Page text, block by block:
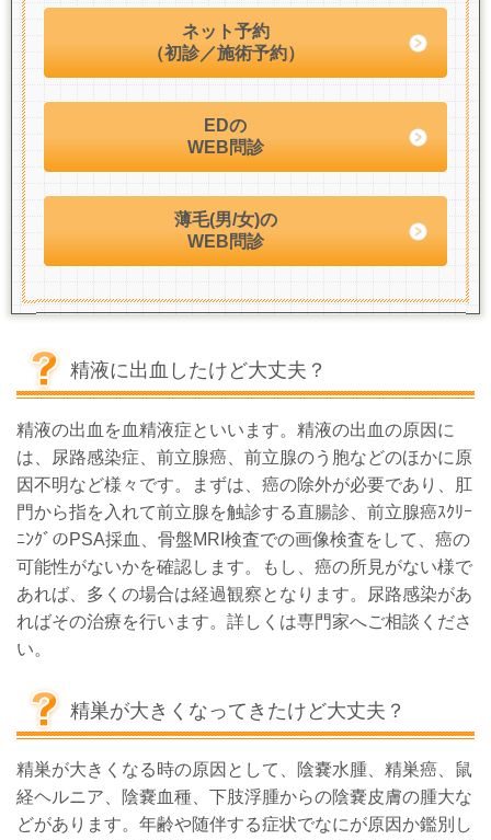
ネット予約
（初診／施術予約）
EDの
WEB問診
薄毛(男/女)の
WEB問診
精液に出血したけど大丈夫？
精液の出血を血精液症といいます。精液の出血の原因に
は、尿路感染症、前立腺癌、前立腺のう胞などのほかに原
因不明など様々です。まずは、癌の除外が必要であり、肛
門から指を入れて前立腺を触診する直腸診、前立腺癌ｽｸﾘｰ
ﾆﾝｸﾞのPSA採血、骨盤MRI検査での画像検査をして、癌の
可能性がないかを確認します。もし、癌の所見がない様で
あれば、多くの場合は経過観察となります。尿路感染があ
ればその治療を行います。詳しくは専門家へご相談くださ
い。
精巣が大きくなってきたけど大丈夫？
精巣が大きくなる時の原因として、陰嚢水腫、精巣癌、鼠
経ヘルニア、陰嚢血種、下肢浮腫からの陰嚢皮膚の腫大な
どがあります。年齢や随伴する症状でなにが原因か鑑別し